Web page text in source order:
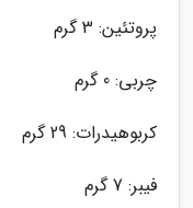
پروتئین: 3 گرم
چربی: 0 گرم
کربوهیدرات: 29 گرم
فیبر: 7 گرم